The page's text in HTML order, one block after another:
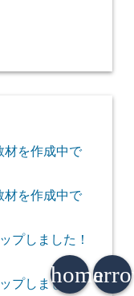
材を作成中で
材を作成中で
プしました！
プしました！
home